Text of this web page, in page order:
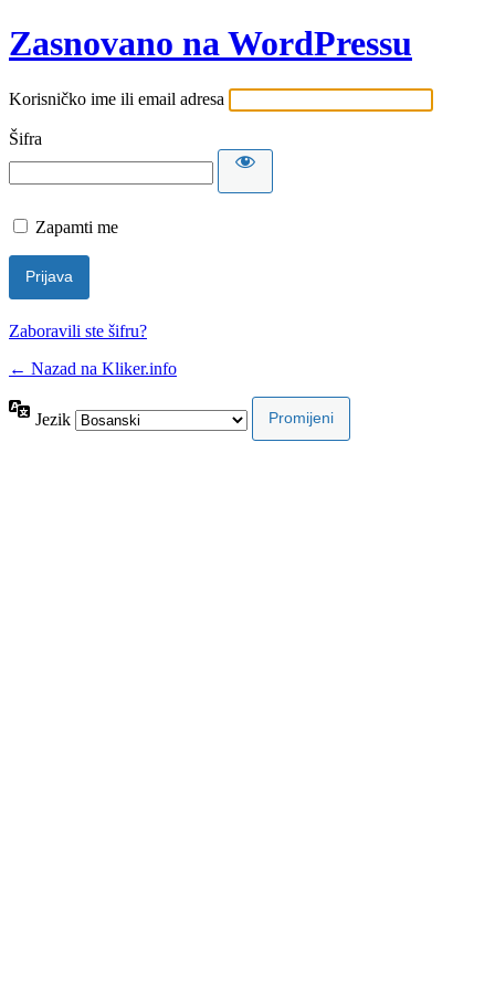
Zasnovano na WordPressu
Korisničko ime ili email adresa
Šifra
Zapamti me
Zaboravili ste šifru?
← Nazad na Kliker.info
Jezik